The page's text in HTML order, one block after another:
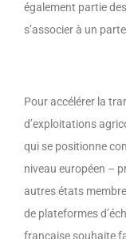
également partie
s’associer à un
Pour accélérer la
d’exploitations
qui se positionne
niveau européen –
autres états
de plateformes
française souhaite